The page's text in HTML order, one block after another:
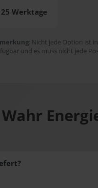
25 Werktage
: Nicht jede Option ist
und es muss nicht jede